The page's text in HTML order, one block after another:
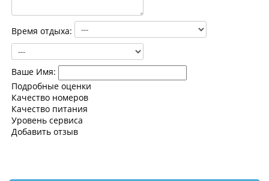
Время отдыха:
Ваше Имя:
Подробные оценки
Качество номеров
Качество питания
Уровень сервиса
Добавить отзыв